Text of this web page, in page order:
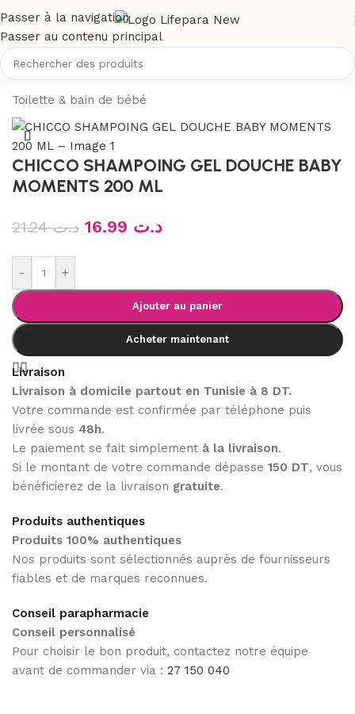
Passer à la navigation
Passer au contenu principal
Accueil/Boutique/Bébé et maman/Toilette & soins bébé/
Toilette & bain de bébé
CHICCO SHAMPOING GEL DOUCHE BABY
MOMENTS 200 ML
د.ت21.24 د.ت
- +
Ajouter au panier
Acheter maintenant
Livraison
Livraison à domicile partout en Tunisie à 8 DT.
Votre commande est confirmée par téléphone puis
livrée sous 48h.
Le paiement se fait simplement à la livraison.
Si le montant de votre commande dépasse 150 DT, vous
bénéficierez de la livraison gratuite.
Produits authentiques
Produits 100% authentiques
Nos produits sont sélectionnés auprès de fournisseurs
fiables et de marques reconnues.
Conseil parapharmacie
Conseil personnalisé
Pour choisir le bon produit, contactez notre équipe
avant de commander via : 27 150 040